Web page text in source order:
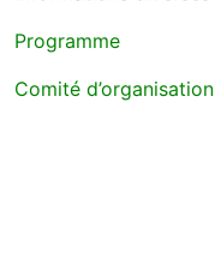
Programme
Comité d’organisation